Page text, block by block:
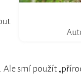
smí použít